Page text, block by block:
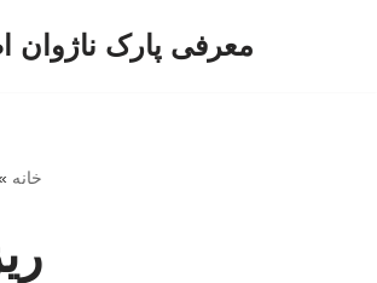
معرفی پارک ناژوان
خانه